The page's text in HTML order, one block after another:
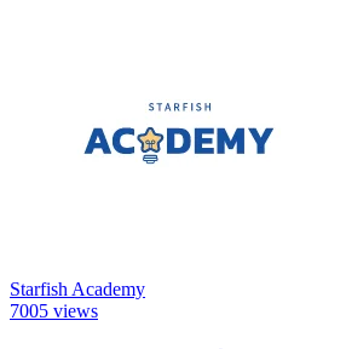
Starfish Academy
7005 views